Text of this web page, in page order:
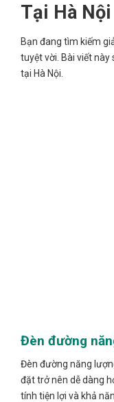
Tại Hà Nội
Bạn đang tìm kiếm
tuyệt vời. Bài viết
tại Hà Nội.
Đèn đường
Đèn đường năng
đặt trở nên dễ dàng
tính tiện lợi và khả